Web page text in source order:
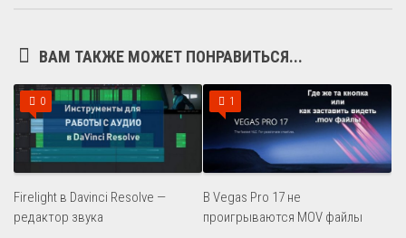
ВАМ ТАКЖЕ МОЖЕТ ПОНРАВИТЬСЯ...
0
Firelight в Davinci Resolve —
редактор звука
1
В Vegas Pro 17 не
проигрываются MOV файлы